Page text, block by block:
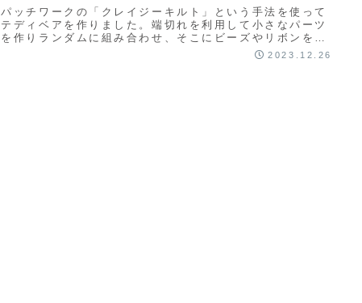
パッチワークの「クレイジーキルト」という手法を使って
テディベアを作りました。端切れを利用して小さなパーツ
を作りランダムに組み合わせ、そこにビーズやリボンを使
ってヴィクトリアンな雰囲気のいろいろな刺繍を...2023.12.26